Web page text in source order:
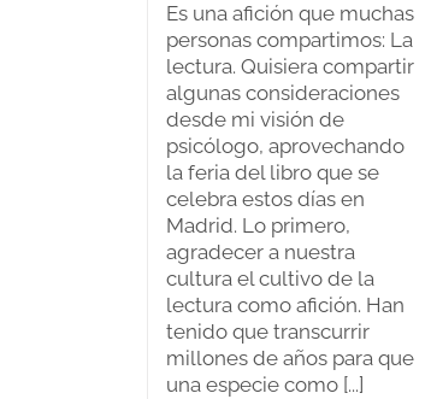
Es una afición que muchas
personas compartimos: La
lectura. Quisiera compartir
algunas consideraciones
desde mi visión de
psicólogo, aprovechando
la feria del libro que se
celebra estos días en
Madrid. Lo primero,
agradecer a nuestra
cultura el cultivo de la
lectura como afición. Han
tenido que transcurrir
millones de años para que
una especie como [...]